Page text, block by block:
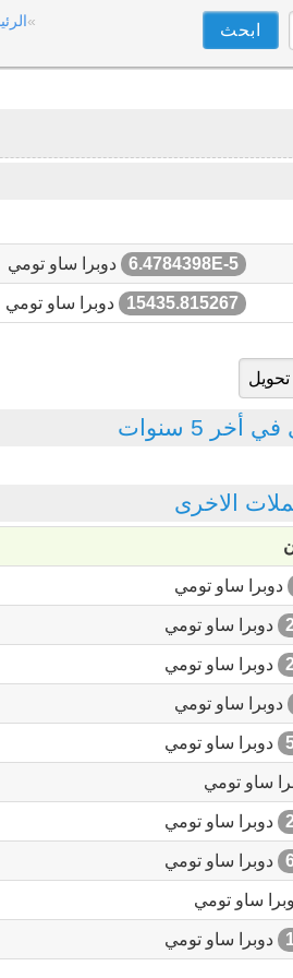
6.4784398E-5 دوبرا ساو تومي
15435.815267 دوبرا ساو تومي
5 سنوات
الاخرى
دوبرا ساو تومي
دوبرا ساو تومي
دوبرا ساو تومي
دوبرا ساو تومي
دوبرا ساو تومي
ساو تومي
دوبرا ساو تومي
دوبرا ساو تومي
ساو تومي
دوبرا ساو تومي